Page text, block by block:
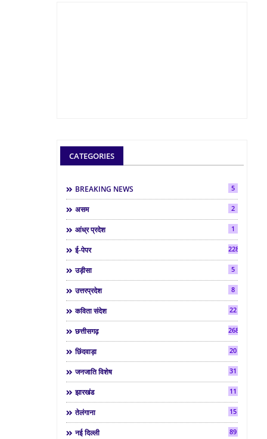
CATEGORIES
BREAKING NEWS 5
असम 2
आंध्र प्रदेश 1
ई-पेपर 2286
उड़ीसा 5
उत्तरप्रदेश 8
कविता संदेश 22
छत्तीसगढ़ 268
छिंदवाड़ा 20
जनजाति विशेष 31
झारखंड 11
तेलंगाना 15
नई दिल्ली 89